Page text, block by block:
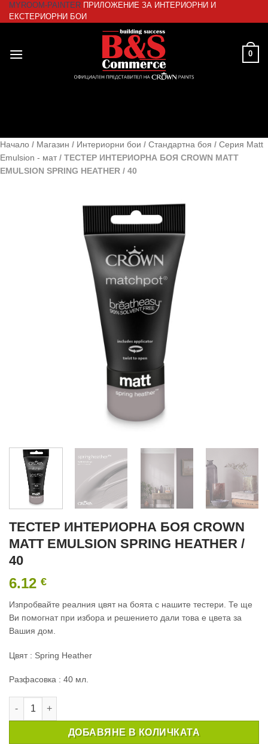
Skip
to
MYROOM-PAINTER ПРИЛОЖЕНИЕ ЗА ИНТЕРИОРНИ И
ЕКСТЕРИОРНИ БОИ
0
Начало / Магазин / Интериорни бои / Стандартна боя / Серия Matt
Emulsion - мат / ТЕСТЕР ИНТЕРИОРНА БОЯ CROWN MATT
EMULSION SPRING HEATHER / 40
ТЕСТЕР ИНТЕРИОРНА БОЯ CROWN
MATT EMULSION SPRING HEATHER /
40
6.12 €
Изпробвайте реалния цвят на боята с нашите тестери. Те ще
Ви помогнат при избора и решението дали това е цвета за
Вашия дом.
Цвят : Spring Heather
Разфасовка : 40 мл.
количество за ТЕСТЕР ИНТЕРИОРНА БОЯ CROWN MATT
ДОБАВЯНЕ В КОЛИЧКАТА